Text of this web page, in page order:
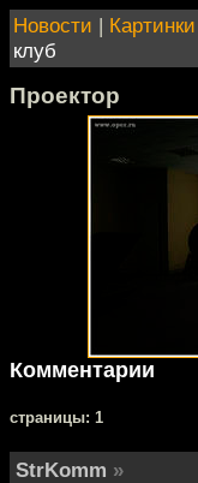
Новости | Картинки
клуб
Проектор
Комментарии
cтраницы: 1
StrKomm »